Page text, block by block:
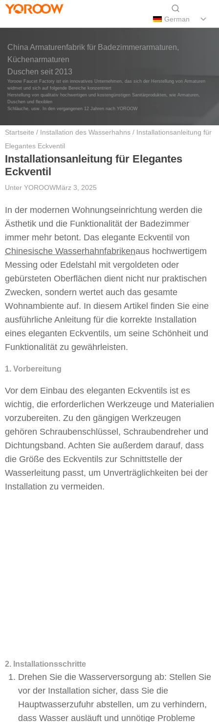
German
China Armaturenfabrik für Badezimmerarmaturen,
Küchenarmaturen
Duschen seit 2013
Yoroow Faucet Factory ist ein innovatives Unternehmen, das sich der Herstellung von Armaturen
widmet und sich auf folgende Bereiche konzentriert
Herstellung von qualitativ hochwertigen und kostengünstigen Sanitärprodukten, wie Armaturen,
Duschen und flexiblen
Schläuche, usw. In den vergangenen 12 Jahren nach YOROOW
Startseite / Installation des Wasserhahns / Installationsanleitung für
Elegantes Eckventil
Installationsanleitung für Elegantes
Eckventil
Unter YOROOWMärz 3, 2025
In der modernen Wohnungseinrichtung werden die
Ästhetik und die Funktionalität der Badezimmer
immer mehr betont. Das elegante Eckventil von
Chinesische Wasserhahnfabrikenaus hochwertigem
Messing oder Edelstahl mit vergoldeten oder
gebürsteten Oberflächen dient nicht nur praktischen
Zwecken, sondern wertet auch das gesamte
Wohnambiente auf. In diesem Artikel finden Sie eine
ausführliche Anleitung für die korrekte Installation
eines eleganten Eckventils, um seine Schönheit und
Funktionalität zu gewährleisten.
1. Vorbereitung
Vor dem Einbau des eleganten Eckventils ist es
wichtig, die erforderlichen Werkzeuge und Materialien
vorzubereiten. Zu den gängigen Werkzeugen
gehören Schraubenschlüssel, Schraubendreher und
Dichtungsband. Achten Sie außerdem darauf, dass
die Größe des Eckventils zur Schnittstelle der
Wasserleitung passt, um Unverträglichkeiten bei der
Installation zu vermeiden.
2. Installationsschritte
Drehen Sie die Wasserversorgung ab: Stellen Sie
vor der Installation sicher, dass Sie die
Hauptwasserzufuhr abstellen, um zu verhindern,
dass Wasser ausläuft und unnötige Probleme